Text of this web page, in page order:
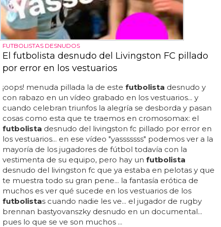
FUTBOLISTAS DESNUDOS
El futbolista desnudo del Livingston FC pillado
por error en los vestuarios
¡oops! menuda pillada la de este futbolista desnudo y
con rabazo en un vídeo grabado en los vestuarios... y
cuando celebran triunfos la alegría se desborda y pasan
cosas como esta que te traemos en cromosomax: el
futbolista desnudo del livingston fc pillado por error en
los vestuarios... en ese vídeo "yasssssss" podemos ver a la
mayoría de los jugadores de fútbol todavía con la
vestimenta de su equipo, pero hay un futbolista
desnudo del livingston fc que ya estaba en pelotas y que
te muestra todo su gran pene... la fantasía erótica de
muchos es ver qué sucede en los vestuarios de los
futbolistas cuando nadie les ve... el jugador de rugby
brennan bastyovanszky desnudo en un documental...
pues lo que se ve son muchos ...